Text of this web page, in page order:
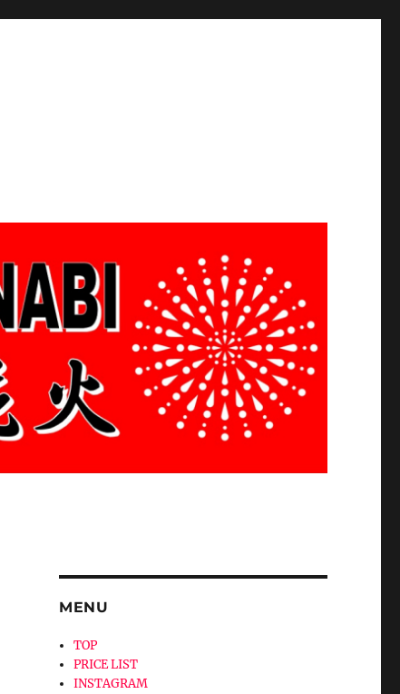
MENU
TOP
PRICE LIST
INSTAGRAM